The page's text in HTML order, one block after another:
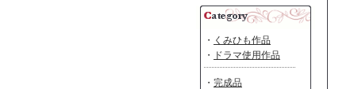
・ くみひも作品
・
ドラマ使用作品
・ 完成品